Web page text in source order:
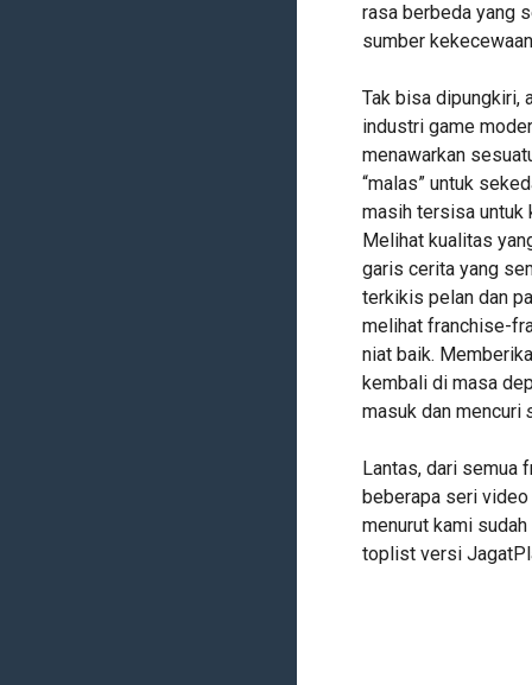
rasa berbeda yang
sumber
Tak bisa dipungkiri,
industri game
menawarkan
“malas” untuk
masih tersisa untuk
Melihat kualitas
garis cerita yang
terkikis pelan dan
melihat franchise-
niat baik.
kembali di masa
masuk dan mencuri
Lantas, dari semua
beberapa seri
menurut kami
toplist versi